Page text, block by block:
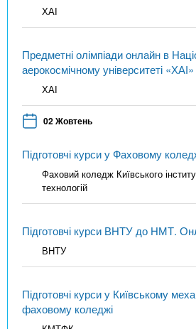
ХАІ
Предметні олімпіади онлайн в
аерокосмічному університеті «ХАІ»
ХАІ
02 Жовтень
Підготовчі курси у Фаховому
Фаховий коледж Київського
технологій
Підготовчі курси ВНТУ до НМТ.
ВНТУ
Підготовчі курси у Київському
фаховому коледжі